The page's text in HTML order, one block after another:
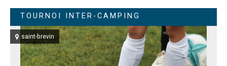
TOURNOI INTER-CAMPING
saint-brevin